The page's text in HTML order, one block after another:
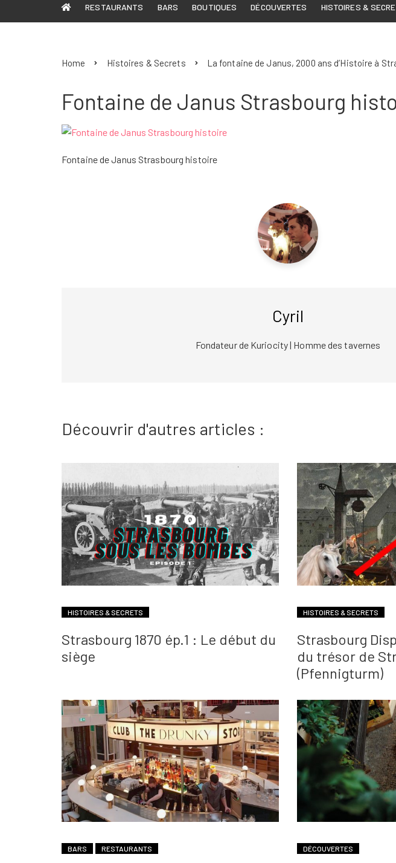
RESTAURANTS BARS BOUTIQUES DÉCOUVERTES HISTOIRES &
Home Histoires & Secrets La fontaine de Janus, 2000 ans d’Histoire à
Fontaine de Janus Strasbourg
Fontaine de Janus Strasbourg histoire
Cyril
Fondateur de Kuriocity | Homme des tavernes
Découvrir d'autres articles :
HISTOIRES & SECRETS
Strasbourg 1870 ép.1 : Le début du
siège
HISTOIRES & SECRETS
Strasbourg
du trésor de
(Pfennigturm)
BARS RESTAURANTS DÉCOUVERTES